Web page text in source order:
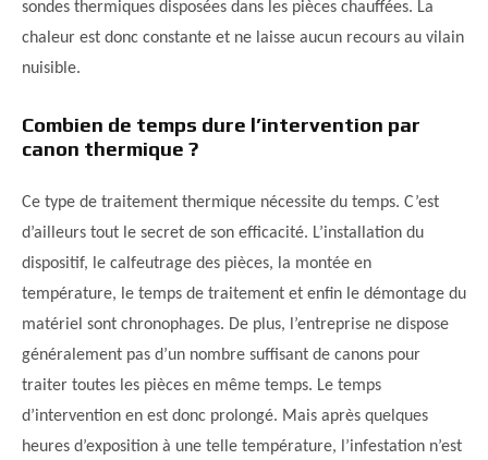
sondes thermiques disposées dans les pièces chauffées. La
chaleur est donc constante et ne laisse aucun recours au vilain
nuisible.
Combien de temps dure l’intervention par
canon thermique ?
Ce type de traitement thermique nécessite du temps. C’est
d’ailleurs tout le secret de son efficacité. L’installation du
dispositif, le calfeutrage des pièces, la montée en
température, le temps de traitement et enfin le démontage du
matériel sont chronophages. De plus, l’entreprise ne dispose
généralement pas d’un nombre suffisant de canons pour
traiter toutes les pièces en même temps. Le temps
d’intervention en est donc prolongé. Mais après quelques
heures d’exposition à une telle température, l’infestation n’est